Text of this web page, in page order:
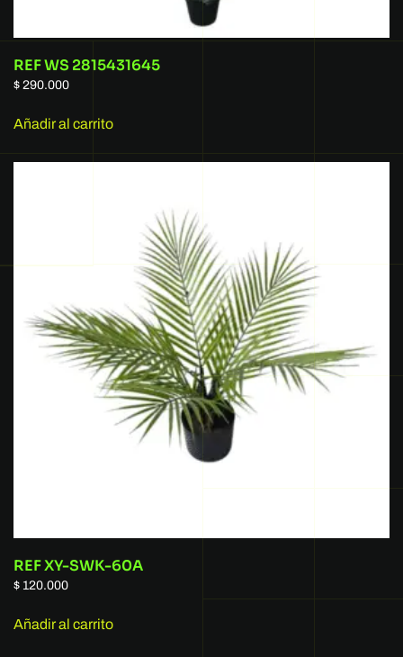
REF WS 2815431645
$ 290.000
Añadir al carrito
REF XY-SWK-60A
$ 120.000
Añadir al carrito